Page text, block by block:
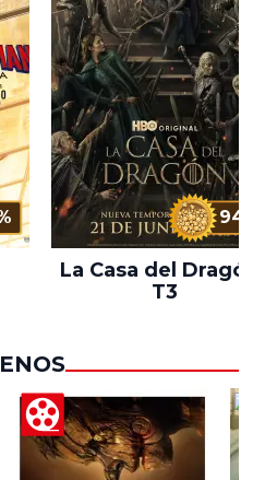
94%
La Casa del Dragón
T3